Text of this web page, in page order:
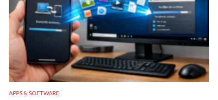
APPS & SOFTWARE